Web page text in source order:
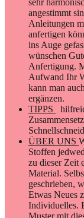
sehr
angestimmt
Anleitungen
anfertigen
ins Auge
wünschen
Anfertigung.
Aufwand Ihr
kann man
ergänzen.
TIPPS
ÜBER UNS
Stoffen
zu dieser Zeit
Material.
geschrieben,
Etwas Neues
Individuelles.
Muster mit